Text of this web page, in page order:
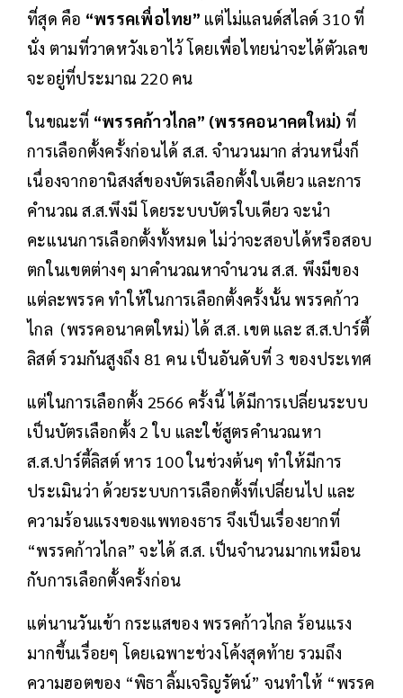
ที่สุด คือ “พรรคเพื่อไทย” แต่ไม่แลนด์สไลด์ 310 ที่
นั่ง ตามที่วาดหวังเอาไว้ โดยเพื่อไทยน่าจะได้ตัวเลข
จะอยู่ที่ประมาณ 220 คน
ในขณะที่ “พรรคก้าวไกล” (พรรคอนาคตใหม่) ที่
การเลือกตั้งครั้งก่อนได้ ส.ส. จำนวนมาก ส่วนหนึ่งก็
เนื่องจากอานิสงส์ของบัตรเลือกตั้งใบเดียว และการ
คำนวณ ส.ส.พึงมี โดยระบบบัตรใบเดียว จะนำ
คะแนนการเลือกตั้งทั้งหมด ไม่ว่าจะสอบได้หรือสอบ
ตกในเขตต่างๆ มาคำนวณหาจำนวน ส.ส. พึงมีของ
แต่ละพรรค ทำให้ในการเลือกตั้งครั้งนั้น พรรคก้าว
ไกล (พรรคอนาคตใหม่) ได้ ส.ส. เขต และ ส.ส.ปาร์ตี้
ลิสต์ รวมกันสูงถึง 81 คน เป็นอันดับที่ 3 ของประเทศ
แต่ในการเลือกตั้ง 2566 ครั้งนี้ ได้มีการเปลี่ยนระบบ
เป็นบัตรเลือกตั้ง 2 ใบ และใช้สูตรคำนวณหา
ส.ส.ปาร์ตี้ลิสต์ หาร 100 ในช่วงต้นๆ ทำให้มีการ
ประเมินว่า ด้วยระบบการเลือกตั้งที่เปลี่ยนไป และ
ความร้อนแรงของแพทองธาร จึงเป็นเรื่องยากที่
“พรรคก้าวไกล” จะได้ ส.ส. เป็นจำนวนมากเหมือน
กับการเลือกตั้งครั้งก่อน
แต่นานวันเข้า กระแสของ พรรคก้าวไกล ร้อนแรง
มากขึ้นเรื่อยๆ โดยเฉพาะช่วงโค้งสุดท้าย รวมถึง
ความฮอตของ “พิธา ลิ้มเจริญรัตน์” จนทำให้ “พรรค